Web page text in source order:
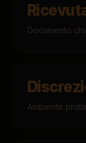
Documento
Ambiente